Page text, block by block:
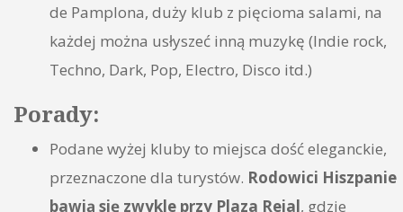
de Pamplona, duży klub z pięcioma salami, na
każdej można usłyszeć inną muzykę (Indie rock,
Techno, Dark, Pop, Electro, Disco itd.)
Porady:
Podane wyżej kluby to miejsca dość eleganckie,
przeznaczone dla turystów. Rodowici Hiszpanie
bawią się zwykle przy Plaza Reial, gdzie